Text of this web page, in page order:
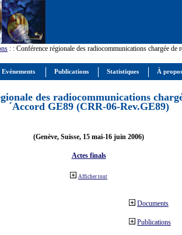
: : Conférence régionale des radiocommunications chargée
des radiocommunications
´Accord GE89 (CRR-06-Rev.GE89)
(Genève, Suisse, 15 mai-16 juin 2006)
Actes finals
Afficher tout
Documents
Publications
Evénements Publications Statistiques À